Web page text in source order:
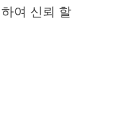
여 신뢰 할